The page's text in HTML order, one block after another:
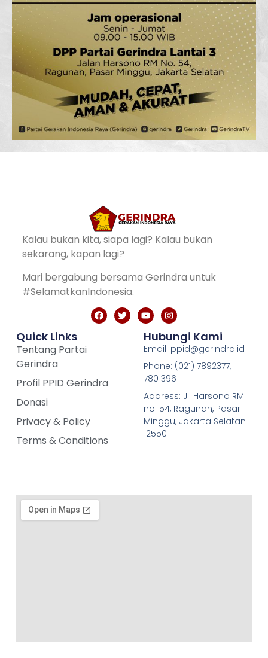
Kalau bukan kita, siapa lagi? Kalau bukan
sekarang, kapan lagi?
Mari bergabung bersama Gerindra untuk
#SelamatkanIndonesia.
Quick Links
Tentang Partai
Gerindra
Profil PPID Gerindra
Donasi
Privacy & Policy
Terms & Conditions
Hubungi Kami
Email: ppid@gerindra.id
Phone: (021) 7892377,
7801396
Address: Jl. Harsono RM
no. 54, Ragunan, Pasar
Minggu, Jakarta Selatan
12550